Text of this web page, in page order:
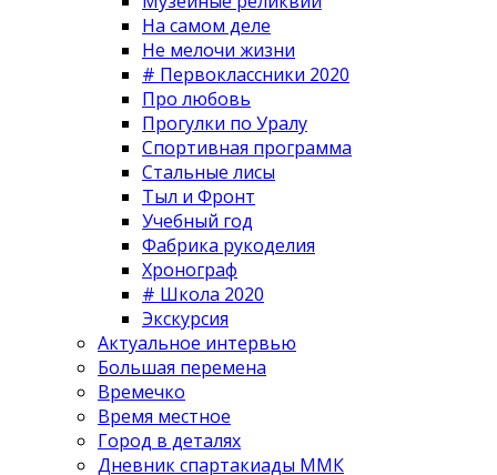
На самом деле
Не мелочи жизни
# Первоклассники 2020
Про любовь
Прогулки по Уралу
Спортивная программа
Стальные лисы
Тыл и Фронт
Учебный год
Фабрика рукоделия
Хронограф
# Школа 2020
Экскурсия
Актуальное интервью
Большая перемена
Времечко
Время местное
Город в деталях
Дневник спартакиады ММК